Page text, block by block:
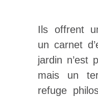
Ils offrent
un carnet
jardin n’est
mais un
refuge